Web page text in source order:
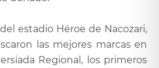
estadio Héroe de Nacozari,
las mejores marcas en
Regional, los primeros